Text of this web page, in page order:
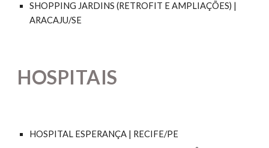
SHOPPING JARDINS (RETROFIT E AMPLIAÇÕES) |
ARACAJU/SE
HOSPITAIS
HOSPITAL ESPERANÇA | RECIFE/PE